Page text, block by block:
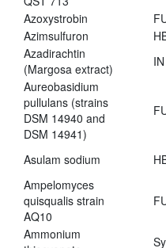
Azoxystrobin
Azimsulfuron
Azadirachtin
(Margosa extract)
IN
Aureobasidium
pullulans (strains
DSM 14940 and
DSM 14941)
Asulam sodium
Ampelomyces
quisqualis strain
AQ10
Ammonium